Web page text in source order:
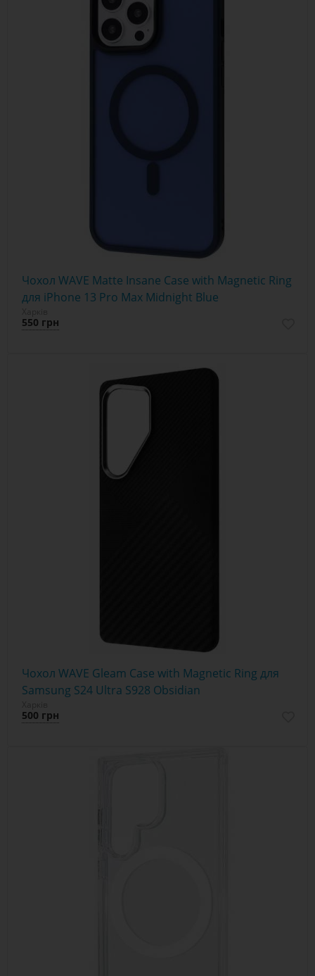
Чохол WAVE Matte Insane Case with Magnetic Ring
для iPhone 13 Pro Max Midnight Blue
550 грн
Чохол WAVE Gleam Case with Magnetic Ring для
Samsung S24 Ultra S928 Obsidian
500 грн